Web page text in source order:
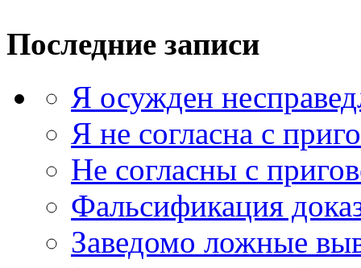
Последние записи
Я осужден
Я не согласна с
Не согласны с
Фальсификация
Заведомо ложные